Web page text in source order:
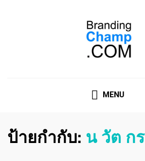
MENU
ป้ายกำกับ: น วัต กร